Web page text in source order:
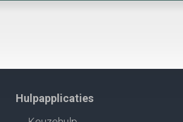
Hulpapplicaties